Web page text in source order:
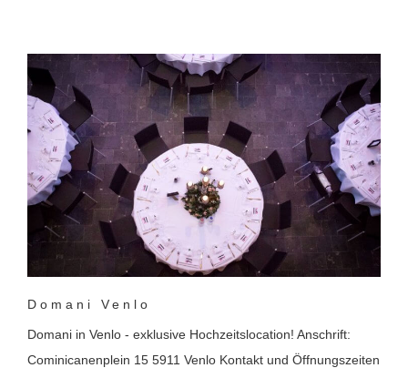
Domani Venlo
Domani in Venlo - exklusive Hochzeitslocation! Anschrift:
Cominicanenplein 15 5911 Venlo Kontakt und Öffnungszeiten